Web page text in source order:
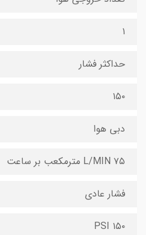
۱
حداکثر فشار
۱۵۰
دبی هوا
۷۵ L/MIN مترمکعب بر ساعت
فشار عادی
۱۵۰ PSI